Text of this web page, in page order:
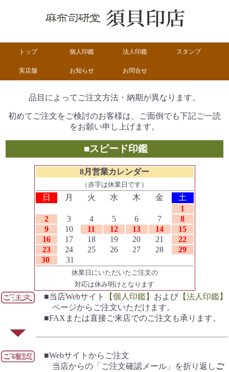
トップ 個人印鑑 法人印鑑 スタンプ
実店舗 お知らせ お問合せ
品目によってご注文方法・納期が異なります。
初めてご注文をご検討のお客様は、ご面倒でも下記ご一読
をお願い申し上げます。
■スピード印鑑
8月営業カレンダー
（赤字は休業日です）
日 月 火 水 木 金
土
1
2
3 4 5 6 7
8
9
10 11 12 13 14
15
16
17 18 19 20 21
22
23
24 25 26 27 28
29
30
31
休業日にいただいたご注文の
対応は休み明けとなります
■当店Webサイト 【個人印鑑】 および 【法人印鑑】
ページからご注文いただけます。
■FAXまたは直接ご来店でのご注文も承ります。
■Webサイトからご注文
当店からの「ご注文確認メール」を折り返し ご